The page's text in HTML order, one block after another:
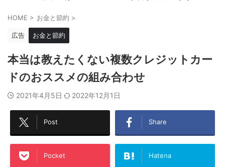
HOME > お金と節約 >
広告 お金と節約
本当は教えたくない複数クレジットカー
ドのおススメの組み合わせ
2021年4月5日 2022年12月1日
Post Share
Pocket Hatena